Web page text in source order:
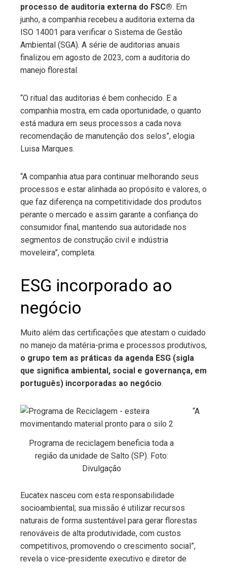
processo de auditoria externa do FSC®. Em
junho, a companhia recebeu a auditoria externa da
ISO 14001 para verificar o Sistema de Gestão
Ambiental (SGA). A série de auditorias anuais
finalizou em agosto de 2023, com a auditoria do
manejo florestal.
“O ritual das auditorias é bem conhecido. E a
companhia mostra, em cada oportunidade, o quanto
está madura em seus processos a cada nova
recomendação de manutenção dos selos”, elogia
Luisa Marques.
“A companhia atua para continuar melhorando seus
processos e estar alinhada ao propósito e valores, o
que faz diferença na competitividade dos produtos
perante o mercado e assim garante a confiança do
consumidor final, mantendo sua autoridade nos
segmentos de construção civil e indústria
moveleira”, completa.
ESG incorporado ao
negócio
Muito além das certificações que atestam o cuidado
no manejo da matéria-prima e processos produtivos,
o grupo tem as práticas da agenda ESG (sigla
que significa ambiental, social e governança, em
português) incorporadas ao negócio.
Programa de reciclagem beneficia toda a
região da unidade de Salto (SP). Foto:
Divulgação
“A
Eucatex nasceu com esta responsabilidade
socioambiental; sua missão é utilizar recursos
naturais de forma sustentável para gerar florestas
renováveis de alta produtividade, com custos
competitivos, promovendo o crescimento social”,
revela o vice-presidente executivo e diretor de